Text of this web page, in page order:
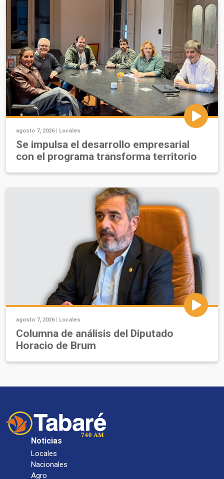
agosto 7, 2026 | Locales
Se impulsa el desarrollo empresarial
con el programa transforma territorio
agosto 7, 2026 | Locales
Columna de análisis del Diputado
Horacio de Brum
Noticias
Locales
Nacionales
Agro